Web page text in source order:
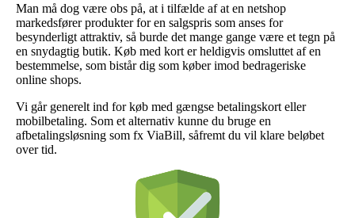
Man må dog være obs på, at i tilfælde af at en netshop
markedsfører produkter for en salgspris som anses for
besynderligt attraktiv, så burde det mange gange være et tegn på
en snydagtig butik. Køb med kort er heldigvis omsluttet af en
bestemmelse, som bistår dig som køber imod bedrageriske
online shops.
Vi går generelt ind for køb med gængse betalingskort eller
mobilbetaling. Som et alternativ kunne du bruge en
afbetalingsløsning som fx ViaBill, såfremt du vil klare beløbet
over tid.